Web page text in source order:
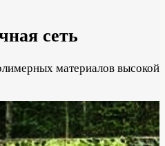
сеть
материалов высокой